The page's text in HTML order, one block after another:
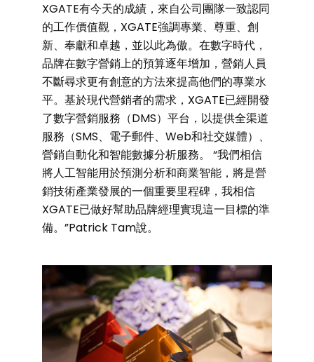
XGATE有今天的成績，來自公司團隊一致認同
的工作價值觀，XGATE強調專業、尊重、創
新、奉獻和卓越，並以此為傲。在數字時代，
品牌在數字營銷上的預算逐年增加，營銷人員
不斷尋求更有創意的方法來提高他們的專業水
平。基於現代營銷者的需求，XGATE已經開發
了數字營銷服務（DMS）平台，以提供全渠道
服務（SMS、電子郵件、Web和社交媒體）、
營銷自動化和智能數據分析服務。 “我們相信
將人工智能用於預測分析和商業智能，將是營
銷技術產業發展的一個重要里程碑，我相信
XGATE已做好幫助品牌經理實現這一目標的準
備。”Patrick Tam說。